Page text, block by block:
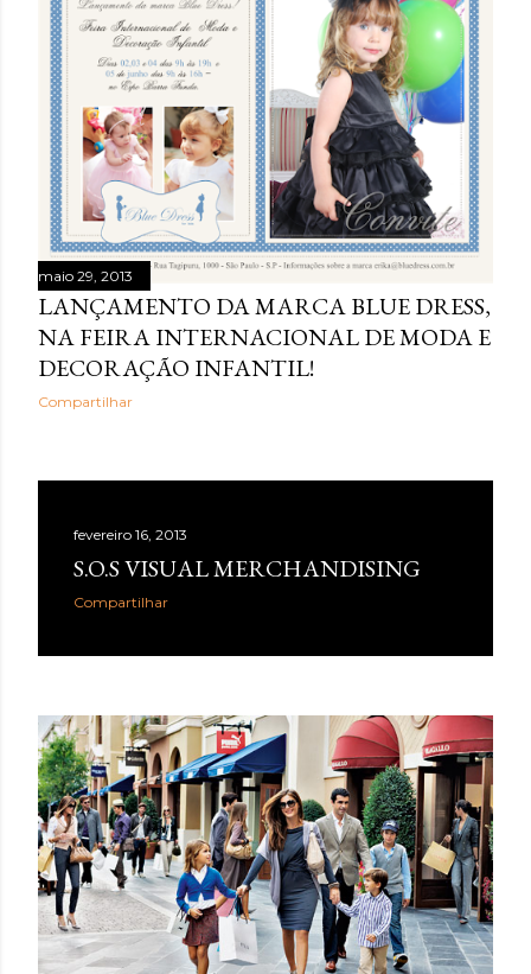
maio 29, 2013
LANÇAMENTO DA MARCA BLUE DRESS,
NA FEIRA INTERNACIONAL DE MODA E
DECORAÇÃO INFANTIL!
Compartilhar
fevereiro 16, 2013
S.O.S VISUAL MERCHANDISING
Compartilhar